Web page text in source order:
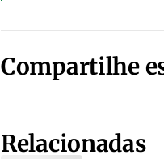
Compartilhe
Relacionadas